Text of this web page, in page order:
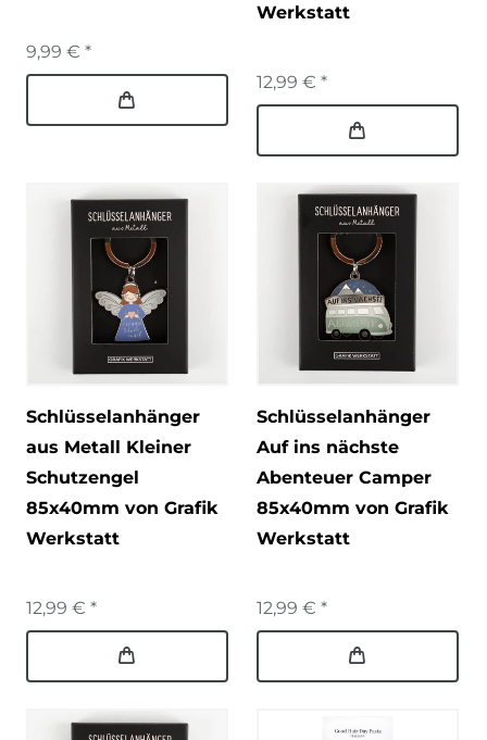
9,99 € *
Werkstatt
12,99 € *
Schlüsselanhänger
aus Metall Kleiner
Schutzengel
85x40mm von Grafik
Werkstatt
12,99 € *
Schlüsselanhänger
Auf ins nächste
Abenteuer Camper
85x40mm von Grafik
Werkstatt
12,99 € *